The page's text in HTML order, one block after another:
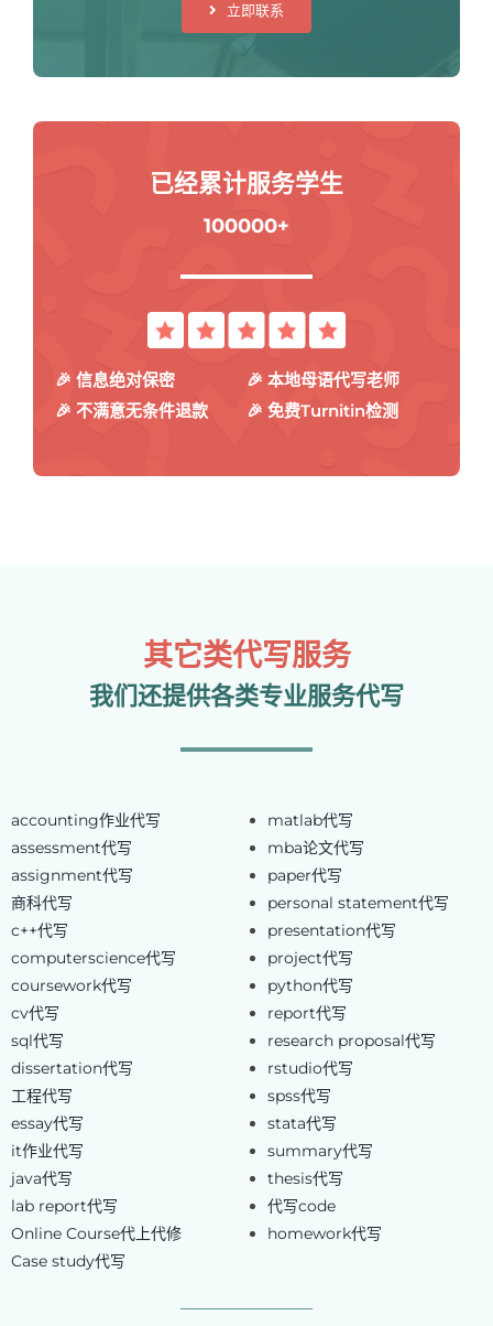
立即联系
已经累计服务学生
100000+
🎉 信息绝对保密
🎉 本地母语代写老师
🎉 不满意无条件退款
🎉 免费Turnitin检测
其它类代写服务
我们还提供各类专业服务代写
accounting作业代写
assessment代写
assignment代写
商科代写
c++代写
computerscience代写
coursework代写
cv代写
sql代写
dissertation代写
工程代写
essay代写
it作业代写
java代写
lab report代写
Online Course代上代修
Case study代写
matlab代写
mba论文代写
paper代写
personal statement代写
presentation代写
project代写
python代写
report代写
research proposal代写
rstudio代写
spss代写
stata代写
summary代写
thesis代写
代写code
homework代写